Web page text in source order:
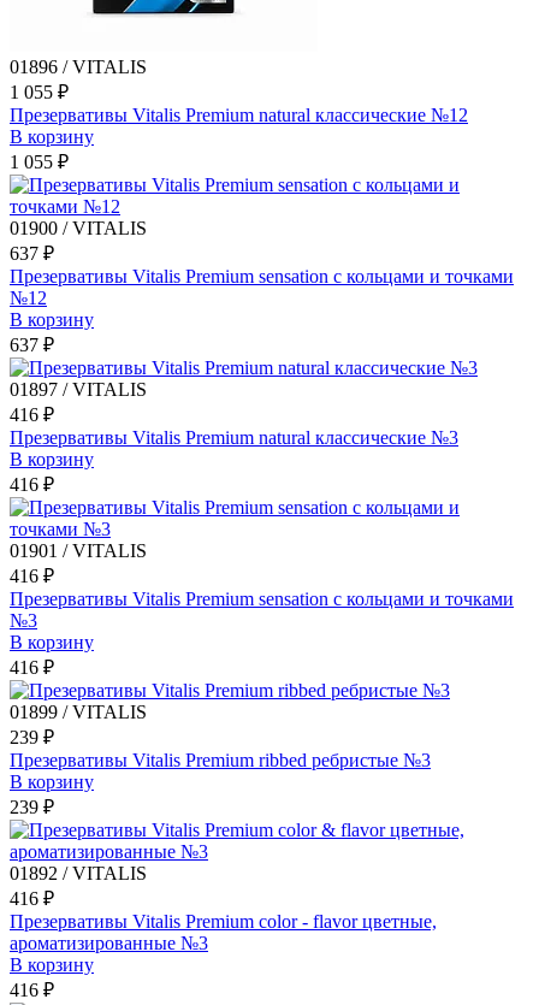
01896 / VITALIS
1 055 ₽
Презервативы Vitalis Premium natural классические №12
В корзину
1 055 ₽
01900 / VITALIS
637 ₽
Презервативы Vitalis Premium sensation с кольцами и точками
№12
В корзину
637 ₽
01897 / VITALIS
416 ₽
Презервативы Vitalis Premium natural классические №3
В корзину
416 ₽
01901 / VITALIS
416 ₽
Презервативы Vitalis Premium sensation с кольцами и точками
№3
В корзину
416 ₽
01899 / VITALIS
239 ₽
Презервативы Vitalis Premium ribbed ребристые №3
В корзину
239 ₽
01892 / VITALIS
416 ₽
Презервативы Vitalis Premium color - flavor цветные,
ароматизированные №3
В корзину
416 ₽